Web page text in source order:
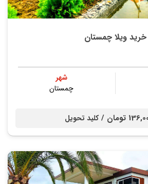
خرید ویلا چمستان
شهر
چمستان
تومان / کلید تحویل